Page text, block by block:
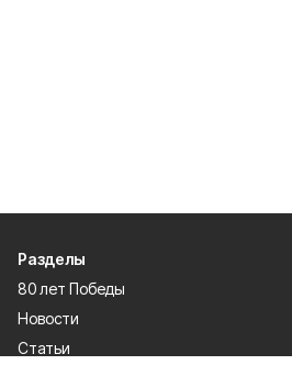
Разделы
80 лет Победы
Новости
Статьи